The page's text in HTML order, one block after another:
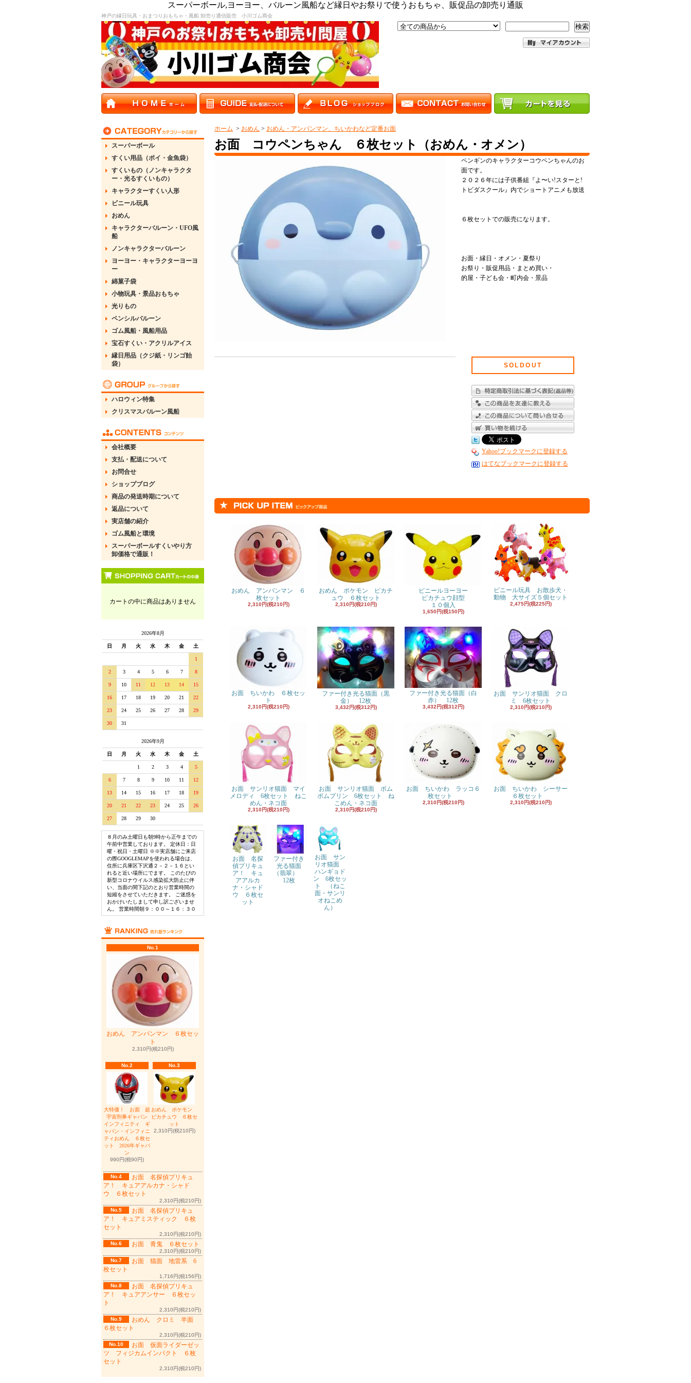
スーパーボール,ヨーヨー、バルーン風船など縁日やお祭りで使うおもちゃ、販促品の卸売り通販
神戸の縁日玩具・おまつりおもちゃ・風船 卸売り通信販売 小川ゴム商会
検索
スーパーボール
すくい用品（ポイ・金魚袋）
すくいもの（ノンキャラクタ
ー・光るすくいもの）
キャラクターすくい人形
ビニール玩具
おめん
キャラクターバルーン・UFO風
船
ノンキャラクターバルーン
ヨーヨー・キャラクターヨーヨ
ー
綿菓子袋
小物玩具・景品おもちゃ
光りもの
ペンシルバルーン
ゴム風船・風船用品
宝石すくい・アクリルアイス
縁日用品（クジ紙・リンゴ飴
袋）
ハロウィン特集
クリスマスバルーン風船
会社概要
支払・配送について
お問合せ
ショップブログ
商品の発送時期について
返品について
実店舗の紹介
ゴム風船と環境
スーパーボールすくいやり方
卸価格で通販！
カートの中に商品はありません
2026年8月
日 月 火 水 木 金 土
1
2 3 4 5 6 7 8
9 10 11 12 13 14 15
16 17 18 19 20 21 22
23 24 25 26 27 28 29
30 31
2026年9月
日 月 火 水 木 金 土
1 2 3 4 5
6 7 8 9 10 11 12
13 14 15 16 17 18 19
20 21 22 23 24 25 26
27 28 29 30
８月のみ土曜日も朝9時から正午までの
午前中営業しております。 定休日：日
曜・祝日・土曜日 ※※実店舗にご来店
の際GOOGLEMAPを使われる場合は、
住所に兵庫区下沢通２－２－１６とい
れると近い場所にでます。 このたびの
新型コロナウイルス感染拡大防止に伴
い、当面の間下記のとおり営業時間の
短縮をさせていただきます。 ご迷惑を
おかけいたしまして申し訳ございませ
ん。 営業時間朝９：００～１６：３０
No.1
おめん アンパンマン ６枚セッ
ト
2,310円(税210円)
No.2
大特価！ お面 超
宇宙刑事ギャバン
インフィニティ ギ
ャバン・インフィニ
ティおめん ６枚セ
ット 2026年ギャバ
ン
990円(税90円)
No.3
おめん ポケモン
ピカチュウ ６枚セ
ット
2,310円(税210円)
No.4
お面 名探偵プリキュ
ア！ キュアアルカナ・シャド
ウ ６枚セット
2,310円(税210円)
No.5
お面 名探偵プリキュ
ア！ キュアミスティック ６枚
セット
2,310円(税210円)
No.6
お面 青鬼 ６枚セット
2,310円(税210円)
No.7
お面 猫面 地雷系 6
枚セット
1,716円(税156円)
No.8
お面 名探偵プリキュ
ア！ キュアアンサー ６枚セッ
ト
2,310円(税210円)
No.9
おめん クロミ 半面
６枚セット
2,310円(税210円)
No.10
お面 仮面ライダーゼッ
ツ フィジカムインパクト ６枚
セット
2,310円(税210円)
ホーム > おめん > おめん・アンパンマン、ちいかわなど定番お面
お面 コウペンちゃん ６枚セット（おめん・オメン）
ペンギンのキャラクターコウペンちゃんのお
面です。
２０２６年には子供番組『よ〜い!スターと!
トビダスクール』内でショートアニメも放送
６枚セットでの販売になります。
お面・縁日・オメン・夏祭り
お祭り・販促用品・まとめ買い・
的屋・子ども会・町内会・景品
SOLDOUT
Yahoo!ブックマークに登録する
はてなブックマークに登録する
おめん アンパンマン ６
枚セット
2,310円(税210円)
おめん ポケモン ピカチ
ュウ ６枚セット
2,310円(税210円)
ビニールヨーヨー
ピカチュウ顔型
１０個入
1,650円(税150円)
ビニール玩具 お散歩犬・
動物 大サイズ５個セット
2,475円(税225円)
お面 ちいかわ ６枚セッ
ト
2,310円(税210円)
ファー付き光る猫面（黒
金） 12枚
3,432円(税312円)
ファー付き光る猫面（白
赤） 12枚
3,432円(税312円)
お面 サンリオ猫面 クロ
ミ 6枚セット
2,310円(税210円)
お面 サンリオ猫面 マイ
メロディ 6枚セット ねこ
めん・ネコ面
2,310円(税210円)
お面 サンリオ猫面 ポム
ポムプリン 6枚セット ね
こめん・ネコ面
2,310円(税210円)
お面 ちいかわ ラッコ６
枚セット
2,310円(税210円)
お面 ちいかわ シーサー
６枚セット
2,310円(税210円)
お面 名探
偵プリキュ
ア！ キュ
アアルカ
ナ・シャド
ウ ６枚セ
ット
ファー付き
光る猫面
（翡翠）
12枚
お面 サン
リオ猫面
ハンギョド
ン 6枚セッ
ト （ねこ
面・サンリ
オねこめ
ん）